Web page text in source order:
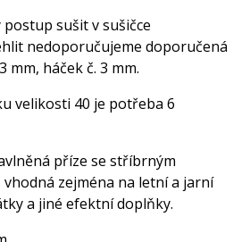
postup sušit v sušičce
nedoporučujeme doporučená
mm, háček č. 3 mm.
velikosti 40 je potřeba 6
příze se stříbrným
zejména na letní a jarní
a jiné efektní doplňky.